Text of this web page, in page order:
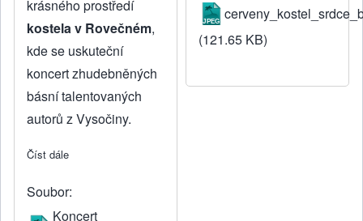
krásného prostředí
kostela v Rovečném,
kde se uskuteční
koncert zhudebněných
básní talentovaných
autorů z Vysočiny.
Číst dále
Soubor
Koncert
(121.65 KB)